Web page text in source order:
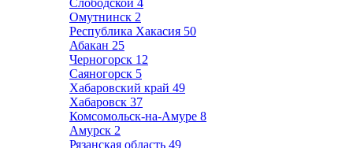
Слободской 4
Омутнинск 2
Республика Хакасия 50
Абакан 25
Черногорск 12
Саяногорск 5
Хабаровский край 49
Хабаровск 37
Комсомольск-на-Амуре 8
Амурск 2
Рязанская область 49